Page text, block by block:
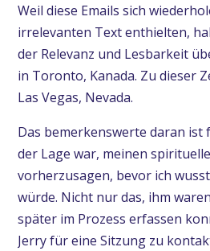
Weil diese Emails sich
irrelevanten Text enthielten,
der Relevanz und Lesbarkeit
in Toronto, Kanada. Zu dieser
Las Vegas, Nevada.
Das bemerkenswerte daran ist
der Lage war, meinen
vorherzusagen, bevor ich
würde. Nicht nur das, ihm
später im Prozess erfassen
Jerry für eine Sitzung zu